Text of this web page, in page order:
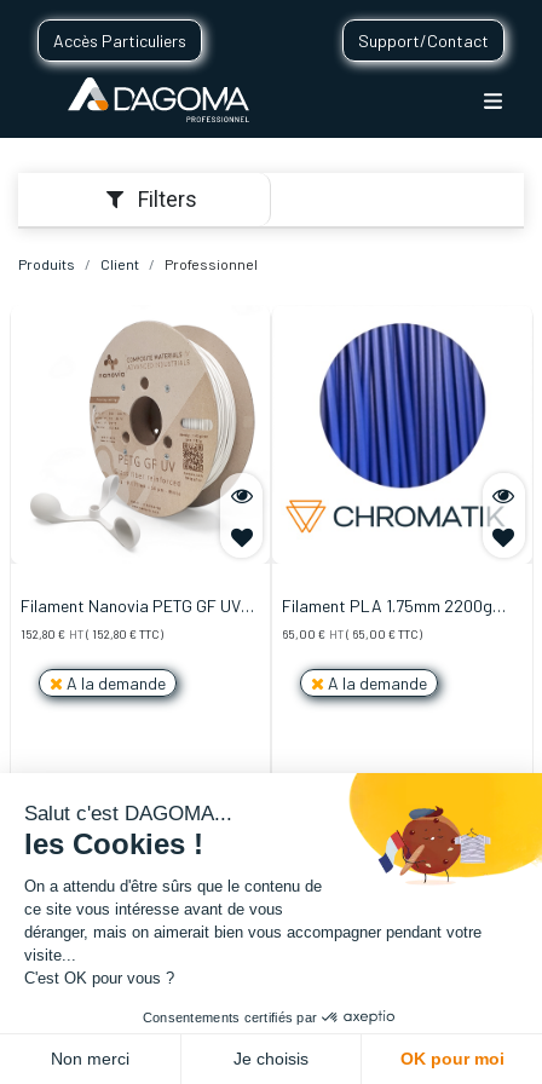
Accès Particuliers Support/Contact
Filters
Produits Client Professionnel
Filament Nanovia PETG GF UV
2kg 1.75mm Blanc
152,80 € HT( 152,80 €TTC)
A la demande
Filament PLA 1.75mm 2200g
Bleu RAL5002
65,00 € HT( 65,00 €TTC)
A la demande
Salut c'est DAGOMA...
les Cookies !
On a attendu d'être sûrs que le contenu de
ce site vous intéresse avant de vous
déranger, mais on aimerait bien vous accompagner pendant votre
visite...
C'est OK pour vous ?
Consentements certifiés par
Non merci Je choisis OK pour moi